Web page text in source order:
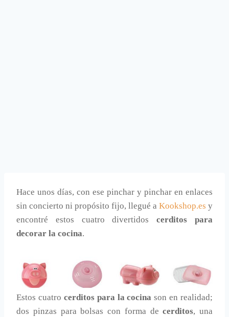
Hace unos días, con ese pinchar y pinchar en enlaces
sin concierto ni propósito fijo, llegué a Kookshop.es y
encontré estos cuatro divertidoscerditos para
decorar la cocina.
Estos cuatro cerditos para la cocina son en realidad;
dos pinzas para bolsas con forma decerditos, una